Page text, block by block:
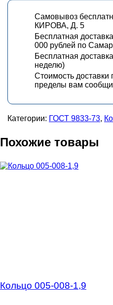
Самовывоз
КИРОВА, Д. 5
Бесплатная
000 рублей по
Бесплатная
неделю)
Стоимость
пределы вам
Категории: ГОСТ 9833-73,
Похожие товары
Кольцо 005-008-1,9